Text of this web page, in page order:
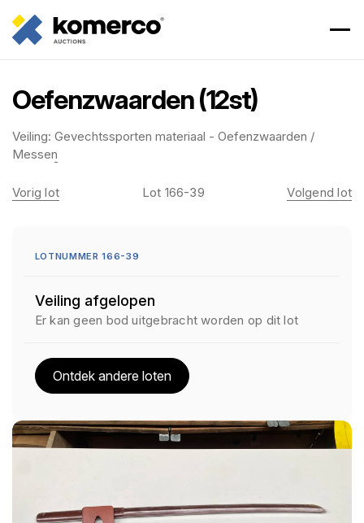
Oefenzwaarden (12st)
Veiling: Gevechtssporten materiaal - Oefenzwaarden /
Messen
Vorig lot Lot 166-39 Volgend lot
LOTNUMMER 166-39
Veiling afgelopen
Er kan geen bod uitgebracht worden op dit lot
Ontdek andere loten